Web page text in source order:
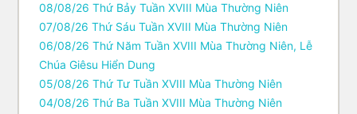
08/08/26 Thứ Bảy Tuần XVIII Mùa Thường Niên
07/08/26 Thứ Sáu Tuần XVIII Mùa Thường Niên
06/08/26 Thứ Năm Tuần XVIII Mùa Thường Niên, Lễ
Chúa Giêsu Hiển Dung
05/08/26 Thứ Tư Tuần XVIII Mùa Thường Niên
04/08/26 Thứ Ba Tuần XVIII Mùa Thường Niên